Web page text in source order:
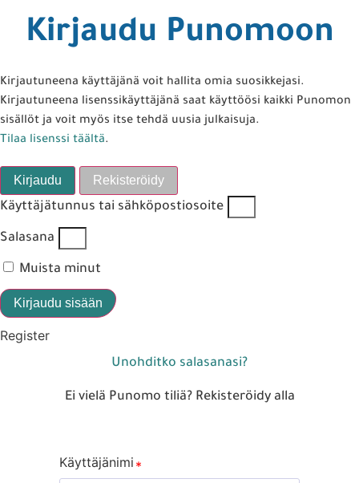
Kirjaudu Punomoon
Kirjautuneena käyttäjänä voit hallita omia suosikkejasi.
Kirjautuneena lisenssikäyttäjänä saat käyttöösi kaikki Punomon
sisällöt ja voit myös itse tehdä uusia julkaisuja.
Tilaa lisenssi täältä.
Kirjaudu Rekisteröidy
Käyttäjätunnus tai sähköpostiosoite
Salasana
Muista minut
Kirjaudu sisään
Register
Unohditko salasanasi?
Ei vielä Punomo tiliä? Rekisteröidy alla
Käyttäjänimi